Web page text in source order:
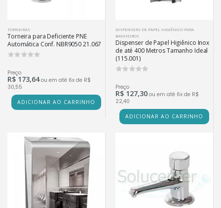
TORNEIRAS
Torneira para Deficiente PNE
Automática Conf. NBR9050 21.067
Preço
R$ 173,64 ou em até 6x de R$
30,55
ADICIONAR AO CARRINHO
DISPENSERS DE PAPEL HIGIÊNICO PARA
BANHEIROS
Dispenser de Papel Higiênico Inox
de até 400 Metros Tamanho Ideal
(115.001)
Preço
R$ 127,30 ou em até 6x de R$
22,40
ADICIONAR AO CARRINHO